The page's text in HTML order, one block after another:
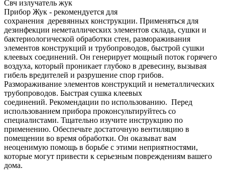
Свч излучатель жук
Прибор Жук - рекомендуется для
сохранения деревянных конструкции. Применяться для
дезинфекции неметаллических элементов склада, сушки и
бактериологической обработки стен, размораживания
элементов конструкций и трубопроводов, быстрой сушки
клеевых соединений. Он генерирует мощный поток горячего
воздуха, который проникает глубоко в древесину, вызывая
гибель вредителей и разрушение спор грибов.
Размораживание элементов конструкций и неметаллических
трубопроводов. Быстрая сушка клеевых
соединений. Рекомендации по использованию. Перед
использованием прибора проконсультируйтесь со
специалистами. Тщательно изучите инструкцию по
применению. Обеспечьте достаточную вентиляцию в
помещении во время обработки. Он оказыват вам
неоценимую помощь в борьбе с этими неприятностями,
которые могут привести к серьезным повреждениям вашего
дома.